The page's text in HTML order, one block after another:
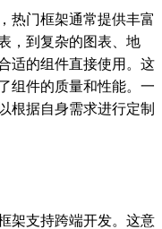
热门框架通常提供丰富
，到复杂的图表、地
适的组件直接使用。这
组件的质量和性能。一
根据自身需求进行定制
架支持跨端开发。这意